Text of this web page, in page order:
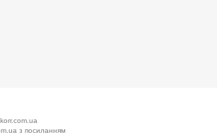
з посиланням